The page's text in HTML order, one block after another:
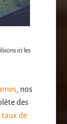
ici les
, nos
des
taux de